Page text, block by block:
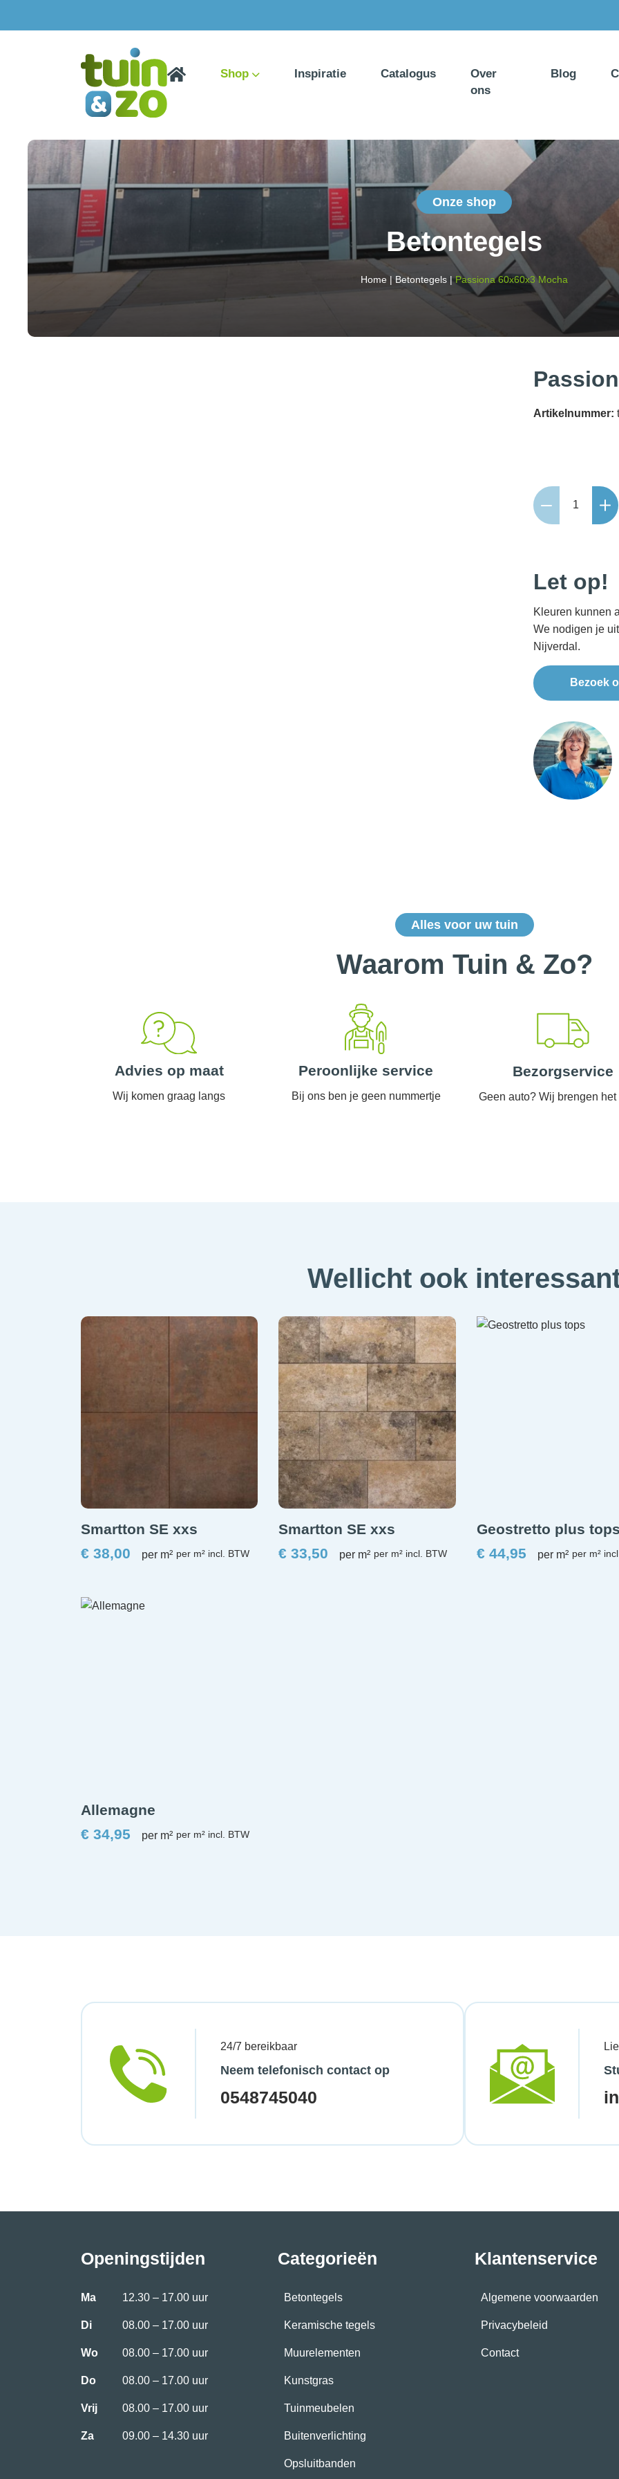
Shop Inspiratie Catalogus
Over
ons
Blog
Onze shop
Betontegels
Home | Betontegels |Passiona 60x60x3 Mocha
Artikelnummer:
Passiona
60x60x3
Let op!
Kleuren kunnen
We nodigen je
Nijverdal.
Bezoek
Alles voor uw tuin
Waarom Tuin & Zo?
Advies op maat
Wij komen graag langs
Peroonlijke service
Bij ons ben je geen nummertje
Bezorgservice
Geen auto? Wij brengen het
Wellicht ook
Smartton SE xxs
€ 38,00 per m²
Smartton SE xxs
€ 33,50 per m²
Geostretto plus
€44,95 per m²
Allemagne
€ 34,95 per m²
24/7 bereikbaar
Neem telefonisch contact op
0548745040
Openingstijden
Ma 12.30 – 17.00 uur
Di 08.00 – 17.00 uur
Wo 08.00 – 17.00 uur
Do 08.00 – 17.00 uur
Vrij 08.00 – 17.00 uur
Za 09.00 – 14.30 uur
Categorieën
Betontegels
Keramische tegels
Muurelementen
Kunstgras
Tuinmeubelen
Buitenverlichting
Opsluitbanden
Klantenservice
Algemene voorwaarden
Privacybeleid
Contact